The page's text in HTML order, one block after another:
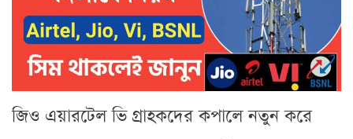
জিও এয়ারটেল ভি গ্রাহকদের কপালে নতুন করে